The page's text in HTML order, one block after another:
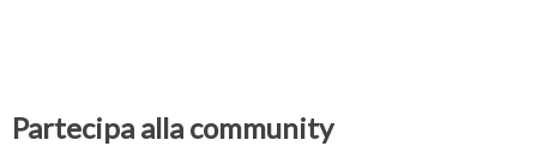
Partecipa alla community